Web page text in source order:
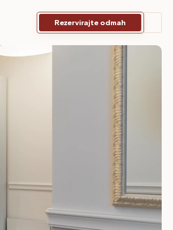
Rezervirajte odmah